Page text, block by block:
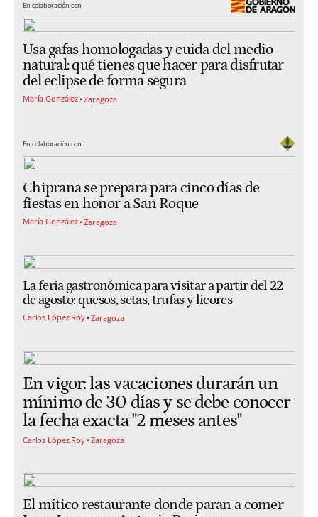
En colaboración con
Usa gafas homologadas y cuida del medio
natural: qué tienes que hacer para disfrutar
del eclipse de forma segura
María González Zaragoza
En colaboración con
Chiprana se prepara para cinco días de
fiestas en honor a San Roque
María González Zaragoza
La feria gastronómica para visitar a partir del 22
de agosto: quesos, setas, trufas y licores
Carlos López Roy Zaragoza
En vigor: las vacaciones durarán un
mínimo de 30 días y se debe conocer
la fecha exacta "2 meses antes"
Carlos López Roy Zaragoza
El mítico restaurante donde paran a comer